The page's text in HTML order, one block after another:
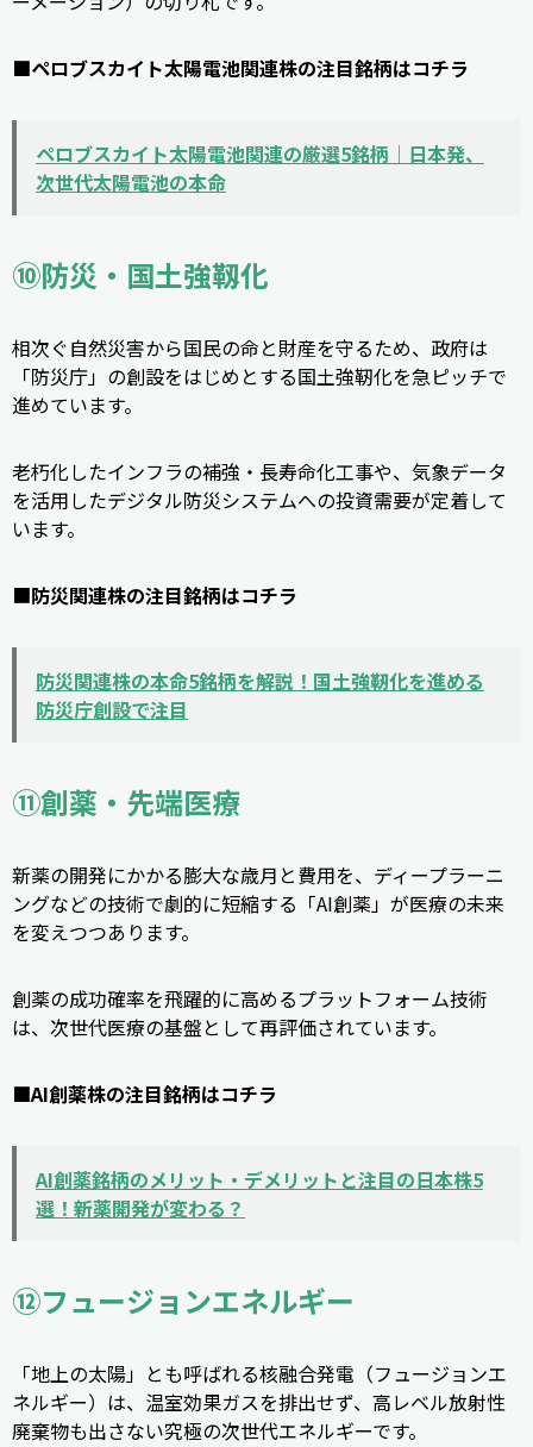
■ペロブスカイト太陽電池関連株の注目銘柄はコチラ
ペロブスカイト太陽電池関連の厳選5銘柄｜日本発、
次世代太陽電池の本命
⑩防災・国土強靱化
相次ぐ自然災害から国民の命と財産を守るため、政府は
「防災庁」の創設をはじめとする国土強靭化を急ピッチで
進めています。
老朽化したインフラの補強・長寿命化工事や、気象データ
を活用したデジタル防災システムへの投資需要が定着して
います。
■防災関連株の注目銘柄はコチラ
防災関連株の本命5銘柄を解説！国土強靭化を進める
防災庁創設で注目
⑪創薬・先端医療
新薬の開発にかかる膨大な歳月と費用を、ディープラーニ
ングなどの技術で劇的に短縮する「AI創薬」が医療の未来
を変えつつあります。
創薬の成功確率を飛躍的に高めるプラットフォーム技術
は、次世代医療の基盤として再評価されています。
■AI創薬株の注目銘柄はコチラ
AI創薬銘柄のメリット・デメリットと注目の日本株5
選！新薬開発が変わる？
⑫フュージョンエネルギー
「地上の太陽」とも呼ばれる核融合発電（フュージョンエ
ネルギー）は、温室効果ガスを排出せず、高レベル放射性
廃棄物も出さない究極の次世代エネルギーです。